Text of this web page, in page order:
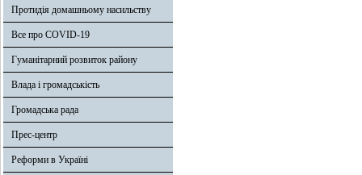
Протидія домашньому насильству
Все про COVID-19
Гуманітарний розвиток району
Влада і громадськість
Громадська рада
Прес-центр
Реформи в Україні